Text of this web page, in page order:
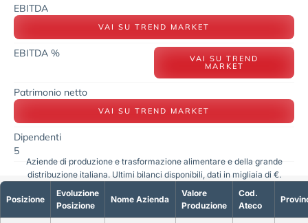
EBITDA
VAI SU TREND MARKET
EBITDA % VAI SU TREND
MARKET
Patrimonio netto
VAI SU TREND MARKET
Dipendenti
5
Posizione
Evoluzione
Posizione
Nome Azienda
Valore
Produzione
Cod.
Ateco
Aziende di produzione e trasformazione alimentare e della grande
distribuzione italiana. Ultimi bilanci disponibili, dati in migliaia di €.